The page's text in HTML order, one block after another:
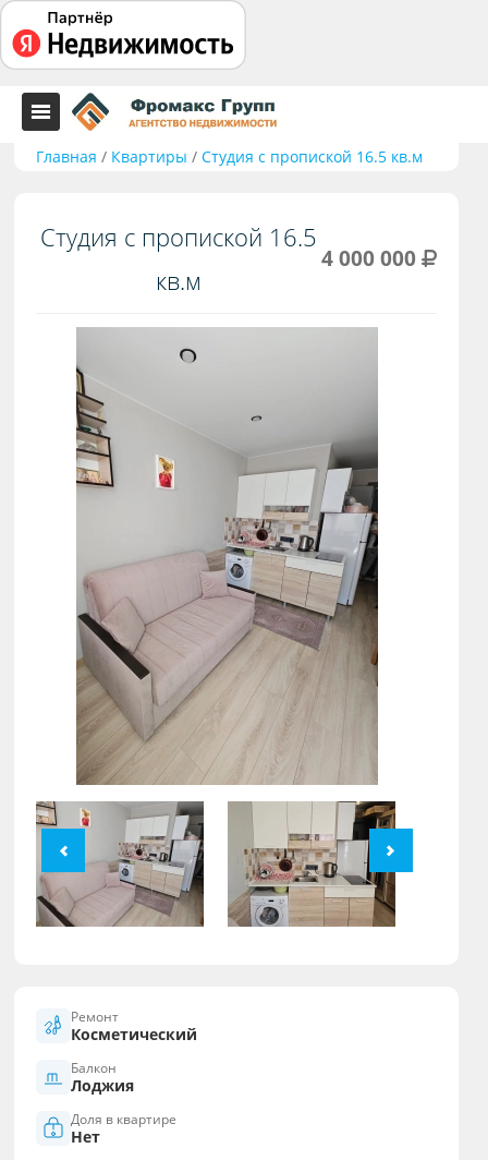
Главная / Квартиры /Студия с пропиской 16.5 кв.м
Студия с пропиской 16.5
кв.м
4 000 000
Ремонт
Косметический
Балкон
Лоджия
Доля в квартире
Нет